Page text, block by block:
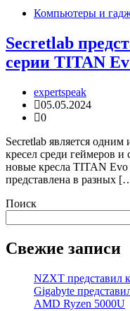
Компьютеры и
Secretlab
серии TITAN
expertspeak
05.05.2024
0
Secretlab является
кресел среди геймеров
новые кресла TITAN
представлена в разных
Поиск
Свежие записи
NZXT представил
Gigabyte
AMD Ryzen 5000U